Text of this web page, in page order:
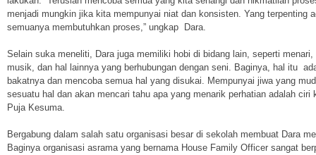
menjadi mungkin jika kita mempunyai niat dan konsisten. Yang terpenting
semuanya membutuhkan proses,” ungkap Dara.
Selain suka meneliti, Dara juga memiliki hobi di bidang lain, seperti
musik, dan hal lainnya yang berhubungan dengan seni. Baginya, hal itu
bakatnya dan mencoba semua hal yang disukai. Mempunyai jiwa yang
sesuatu hal dan akan mencari tahu apa yang menarik perhatian adalah ciri
Puja Kesuma.
Bergabung dalam salah satu organisasi besar di sekolah membuat Dara
Baginya organisasi asrama yang bernama House Family Officer sangat